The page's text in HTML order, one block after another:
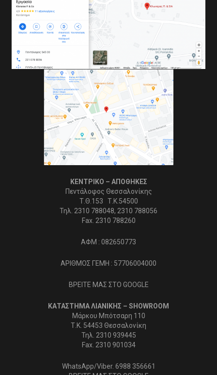
ΚΕΝΤΡΙΚΟ – ΑΠΟΘΗΚΕΣ
Πεντάλοφος Θεσσαλονίκης
Τ.Θ.153 Τ.Κ.54500
Τηλ. 2310 788048, 2310 788056
Fax. 2310 788260
ΑΦΜ : 082650773
ΑΡΙΘΜΟΣ ΓΕΜΗ : 57706004000
ΒΡΕΙΤΕ ΜΑΣ ΣΤΟ GOOGLE
ΚΑΤΑΣΤΗΜΑ ΛΙΑΝΙΚΗΣ – SHOWROOM
Μάρκου Μπότσαρη 110
Τ.Κ. 54453 Θεσσαλονίκη
Τηλ. 2310 939445
Fax. 2310 901034
WhatsApp/Viber. 6988 356661